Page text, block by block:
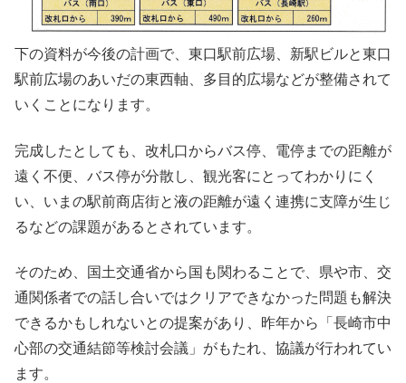
下の資料が今後の計画で、東口駅前広場、新駅ビルと東口
駅前広場のあいだの東西軸、多目的広場などが整備されて
いくことになります。
完成したとしても、改札口からバス停、電停までの距離が
遠く不便、バス停が分散し、観光客にとってわかりにく
い、いまの駅前商店街と液の距離が遠く連携に支障が生じ
るなどの課題があるとされています。
そのため、国土交通省から国も関わることで、県や市、交
通関係者での話し合いではクリアできなかった問題も解決
できるかもしれないとの提案があり、昨年から「長崎市中
心部の交通結節等検討会議」がもたれ、協議が行われてい
ます。